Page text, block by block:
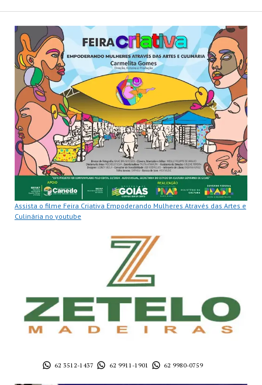
Assista o filme Feira Criativa Empoderando Mulheres Através das Artes e
Culinária no youtube
62 3512-1437 62 9911-1901 62 9980-0759